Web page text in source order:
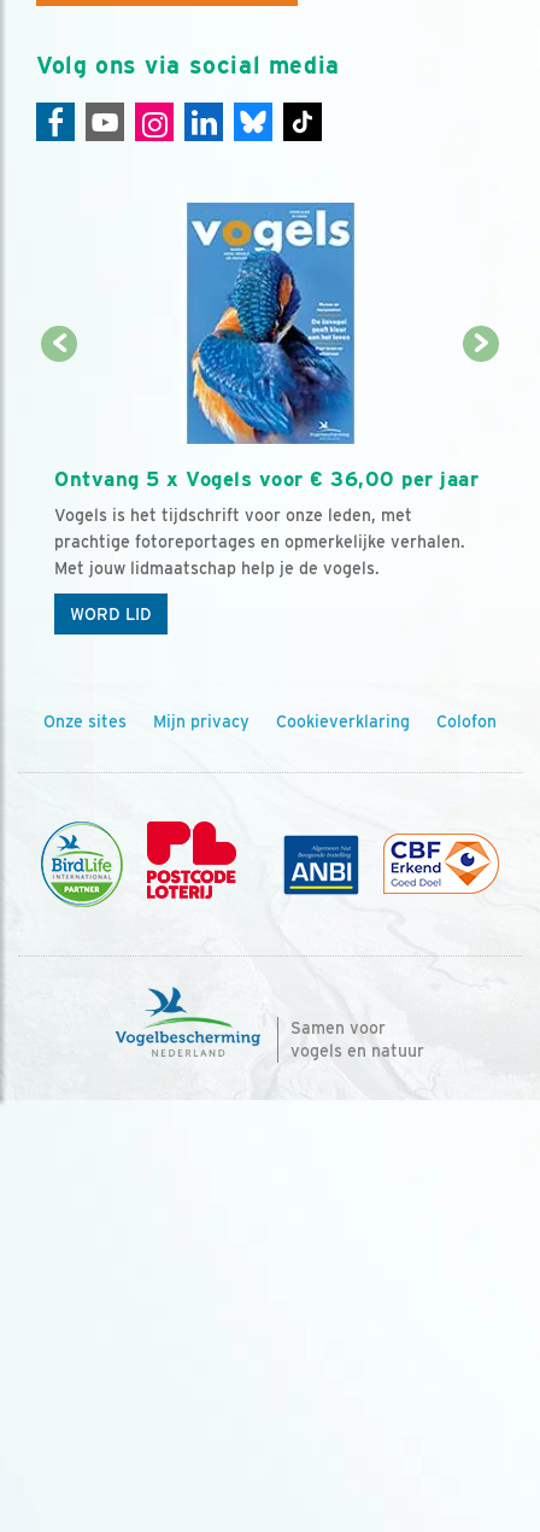
Volg ons via social media
Ontvang 5 x Vogels voor € 36,00 per jaar
Vogels is het tijdschrift voor onze leden, met
prachtige fotoreportages en opmerkelijke verhalen.
Met jouw lidmaatschap help je de vogels.
WORD LID
Onze sites Mijn privacy Cookieverklaring Colofon
Samen voor
vogels en natuur